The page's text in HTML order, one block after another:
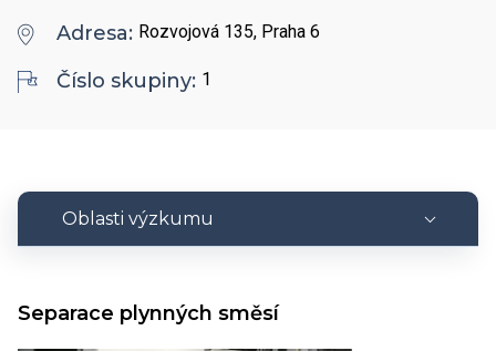
Adresa: Rozvojová 135, Praha 6
Číslo skupiny: 1
Oblasti výzkumu
Řešené projekty
Separace plynných směsí